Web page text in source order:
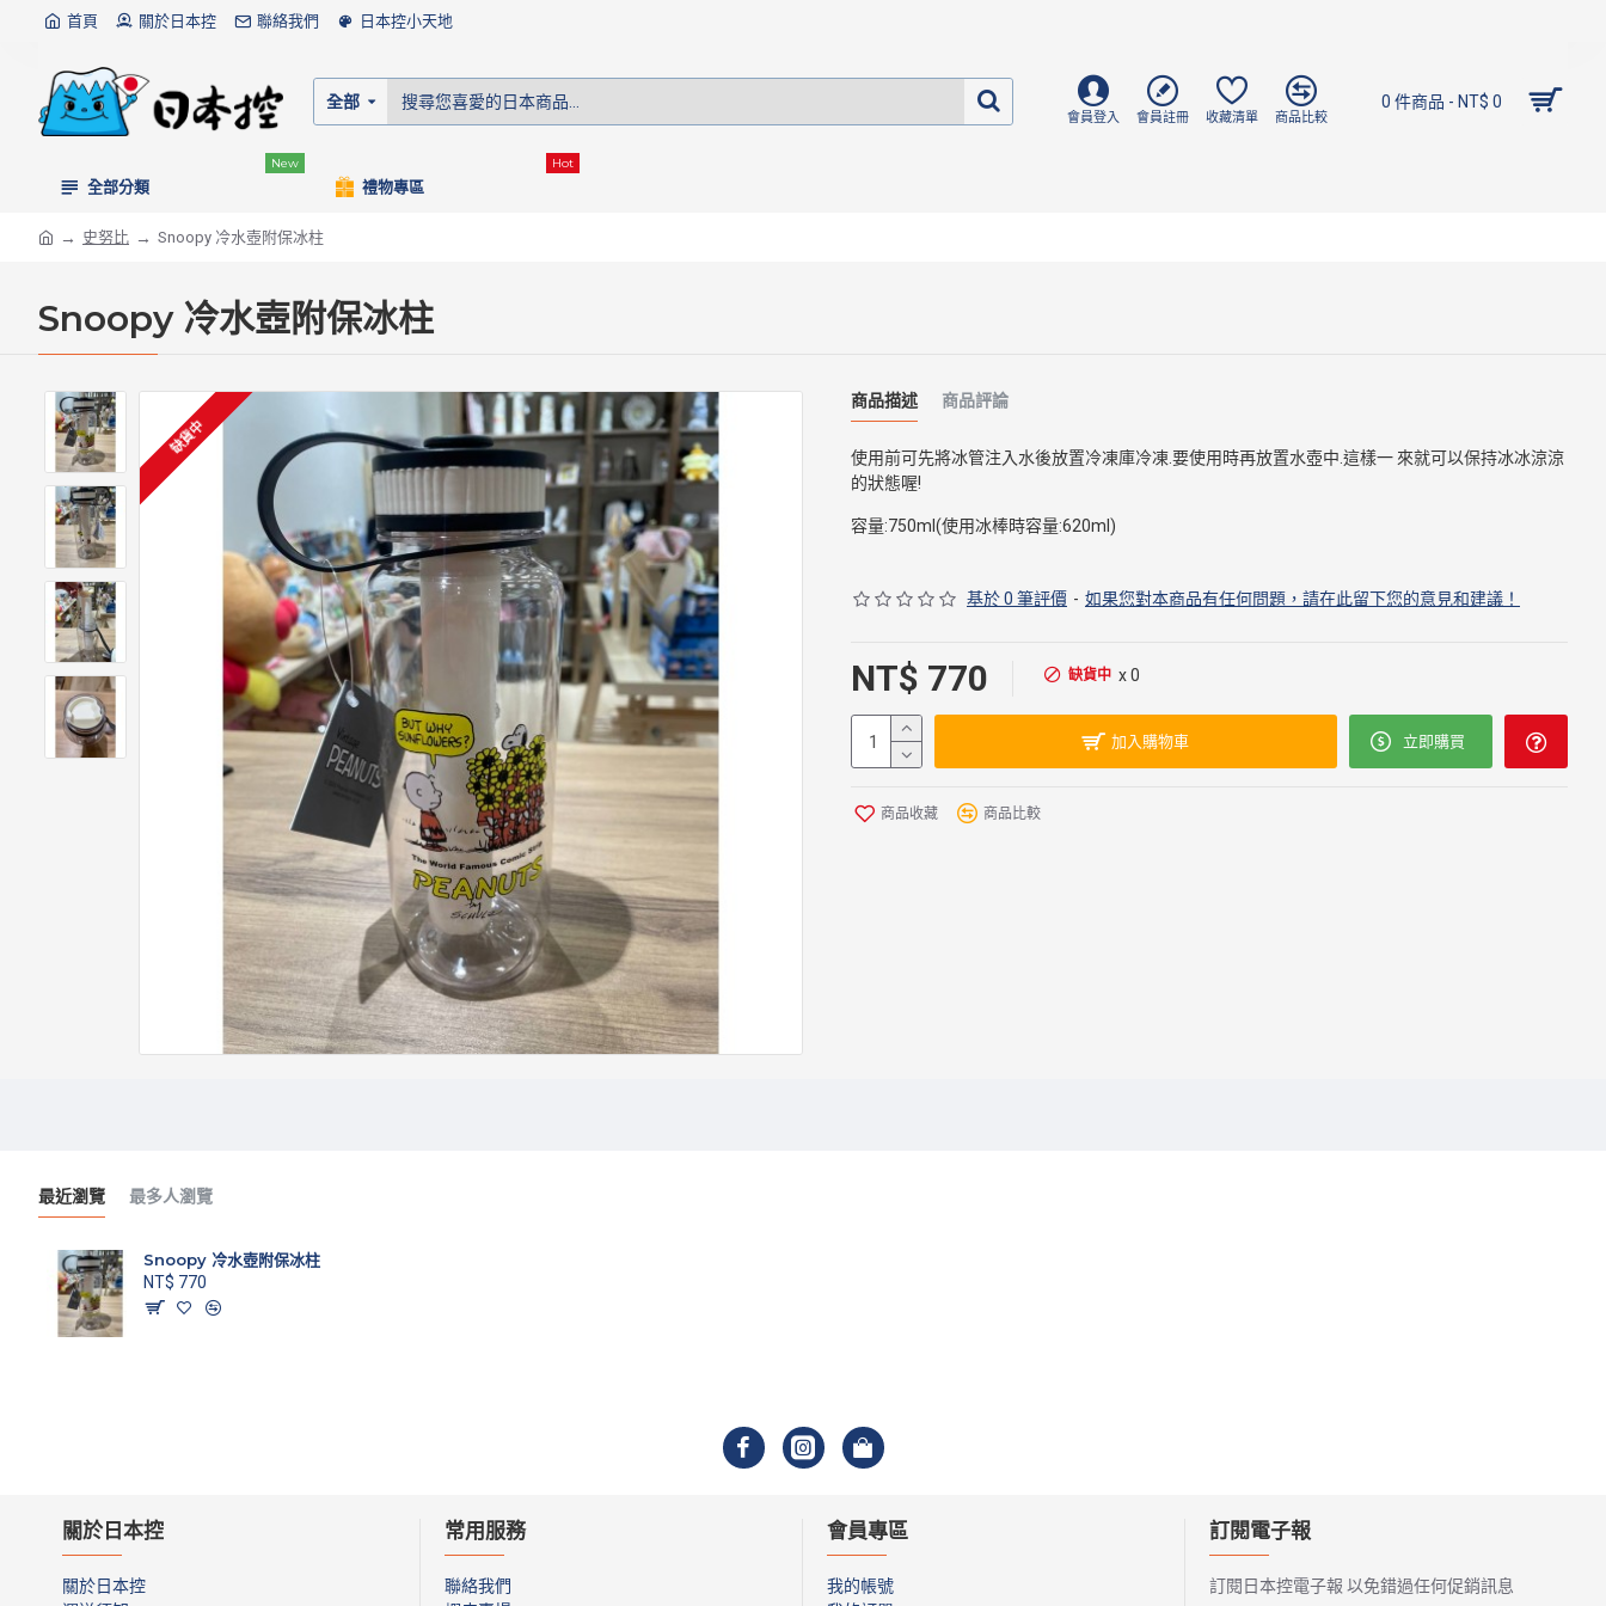
首頁 關於日本控 聯絡我們 日本控小天地
全部
會員登入 會員註冊 收藏清單 商品比較
0 件商品 - NT$ 0
全部分類
New
禮物專區
Hot
史努比 Snoopy 冷水壺附保冰柱
Snoopy 冷水壺附保冰柱
缺貨中
商品描述 商品評論
使用前可先將冰管注入水後放置冷凍庫冷凍.要使用時再放置水壺中.這樣一 來就可以保持冰冰涼涼
的狀態喔!
容量:750ml(使用冰棒時容量:620ml)
基於 0 筆評價 - 如果您對本商品有任何問題，請在此留下您的意見和建議！
NT$ 770 缺貨中 x 0
加入購物車 立即購買
商品收藏 商品比較
最近瀏覽 最多人瀏覽
Snoopy 冷水壺附保冰柱
NT$ 770
關於日本控
關於日本控
常用服務
聯絡我們
會員專區
我的帳號
訂閱電子報
訂閱日本控電子報 以免錯過任何促銷訊息